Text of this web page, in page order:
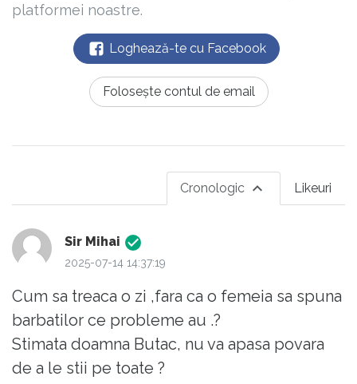
platformei noastre.
Loghează-te cu Facebook
Folosește contul de email
Likeuri
Cronologic
Sir Mihai
2025-07-14 14:37:19
Cum sa treaca o zi ,fara ca o femeia sa spuna
barbatilor ce probleme au .?
Stimata doamna Butac, nu va apasa povara
de a le stii pe toate ?